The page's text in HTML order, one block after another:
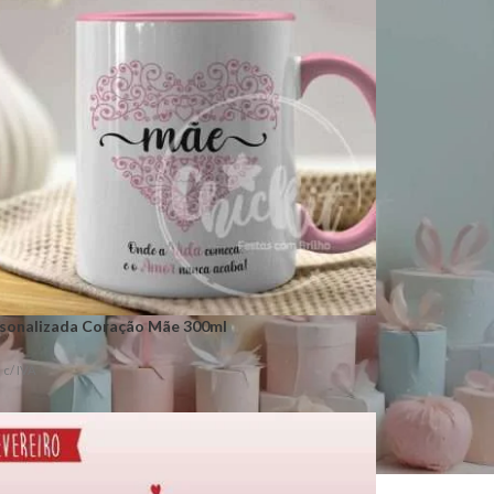
I Garrafas
| Ímans
POR OCASIÃO
Batizados | Comunhões
Casamentos | Bodas
Dia da Mãe
Dia do Pai
Dia dos Avós
Graduação
Halloween
Natal
Dia dos Namorados
Coração Mãe 300ml
c/ IVA